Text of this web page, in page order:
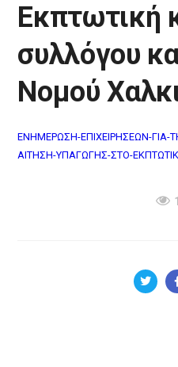
Εκπτωτική
συλλόγου
Νομού
ΕΝΗΜΕΡΩΣΗ-ΕΠΙΧΕΙΡΗΣΕΩΝ-ΓΙΑ-
ΑΙΤΗΣΗ-ΥΠΑΓΩΓΗΣ-ΣΤΟ-